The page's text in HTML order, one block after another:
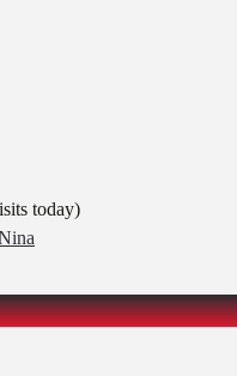
today)